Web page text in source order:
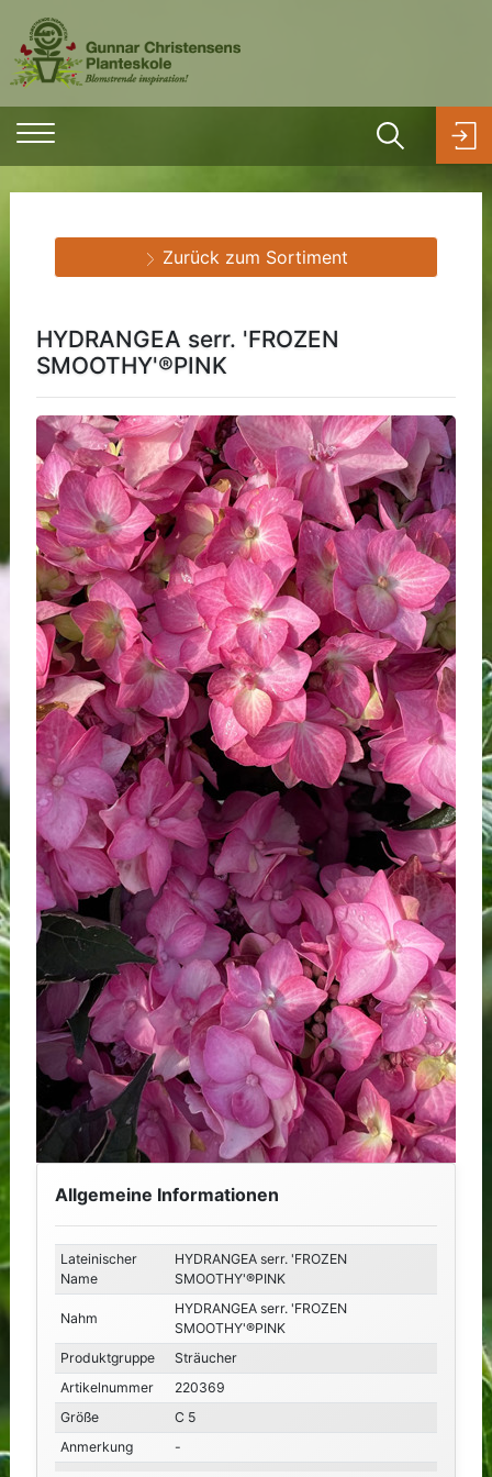
HYDRANGEA serr. 'FROZEN
SMOOTHY'®PINK
Allgemeine Informationen
Lateinischer
Name
HYDRANGEA serr. 'FROZEN
SMOOTHY'®PINK
Nahm
HYDRANGEA serr. 'FROZEN
SMOOTHY'®PINK
Produktgruppe
Sträucher
Artikelnummer
220369
Größe
C 5
Anmerkung
-
Zurück zum Sortiment